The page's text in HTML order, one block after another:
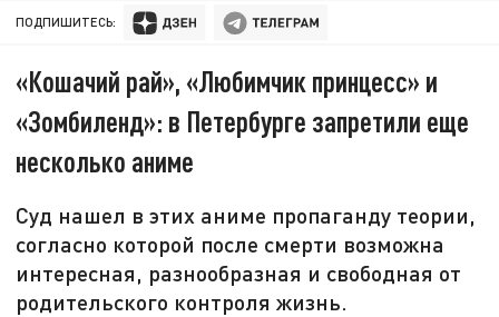
ПОДПИШИТЕСЬ:
«Кошачий рай», «Любимчик принцесс» и
«Зомбиленд»: в Петербурге запретили еще
несколько аниме
Суд нашел в этих аниме пропаганду теории,
согласно которой после смерти возможна
интересная, разнообразная и свободная от
родительского контроля жизнь.